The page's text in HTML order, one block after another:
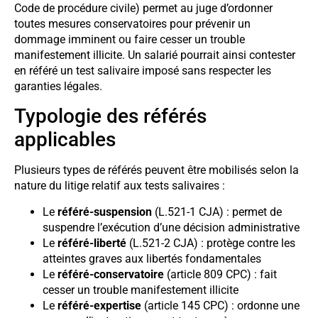
Code de procédure civile) permet au juge d’ordonner
toutes mesures conservatoires pour prévenir un
dommage imminent ou faire cesser un trouble
manifestement illicite. Un salarié pourrait ainsi contester
en référé un test salivaire imposé sans respecter les
garanties légales.
Typologie des référés
applicables
Plusieurs types de référés peuvent être mobilisés selon la
nature du litige relatif aux tests salivaires :
Le référé-suspension (L.521-1 CJA) : permet de
suspendre l’exécution d’une décision administrative
Le référé-liberté (L.521-2 CJA) : protège contre les
atteintes graves aux libertés fondamentales
Le référé-conservatoire (article 809 CPC) : fait
cesser un trouble manifestement illicite
Le référé-expertise (article 145 CPC) : ordonne une